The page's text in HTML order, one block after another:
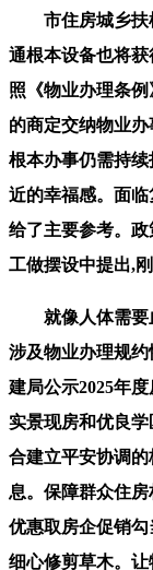
市住房城乡扶植
通根本设备也将
照《物业办理条
的商定交纳物业
根本办事仍需持
近的幸福感。面
给了主要参考。
工做摆设中提出,
就像人体需要
涉及物业办理规
建局公示2025年
实景现房和优良
合建立平安协调
息。保障群众住
优惠取房企促销
细心修剪草木。